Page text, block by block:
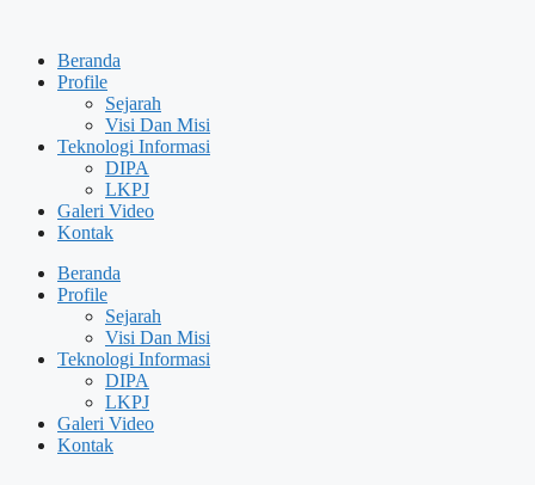
contentBeranda
Profile
Sejarah
Visi Dan Misi
Teknologi Informasi
DIPA
LKPJ
Galeri Video
Kontak
Beranda
Profile
Sejarah
Visi Dan Misi
Teknologi Informasi
DIPA
LKPJ
Galeri Video
Kontak